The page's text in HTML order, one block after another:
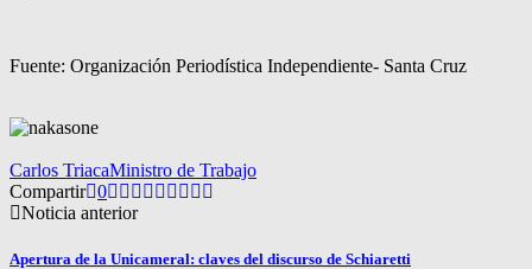
Fuente: Organización Periodística Independiente- Santa Cruz
Carlos TriacaMinistro de Trabajo
Compartir 0
Noticia anterior
Apertura de la Unicameral: claves del discurso de Schiaretti